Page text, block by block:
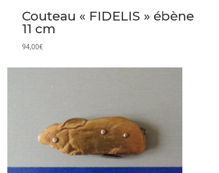
Couteau « FIDELIS » ébène
11 cm
94,00€